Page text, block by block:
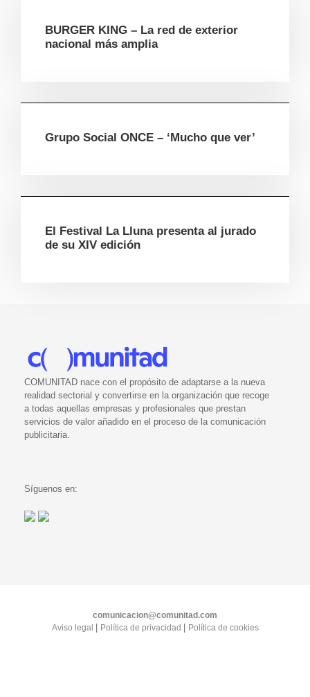
BURGER KING – La red de exterior
nacional más amplia
Grupo Social ONCE – ‘Mucho que ver’
El Festival La Lluna presenta al jurado
de su XIV edición
COMUNITAD nace con el propósito de adaptarse a la nueva
realidad sectorial y convertirse en la organización que recoge
a todas aquellas empresas y profesionales que prestan
servicios de valor añadido en el proceso de la comunicación
publicitaria.
Síguenos en:
comunicacion@comunitad.com
Aviso legal | Política de privacidad | Política de cookies